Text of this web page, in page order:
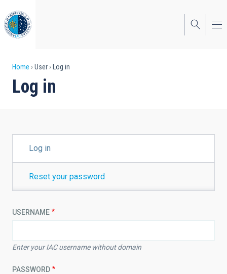
to
main
content
Breadcrumb
Home User Log in
Log in
TABSLog in
Reset your password
USERNAME
Enter your IAC username without domain
PASSWORD